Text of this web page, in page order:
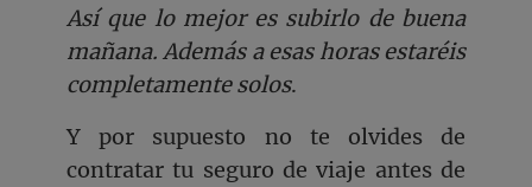
Así que lo mejor es subirlo de buena
mañana. Además a esas horas estaréis
completamente solos.
Y por supuesto no te olvides de
contratar tu seguro de viaje antes de